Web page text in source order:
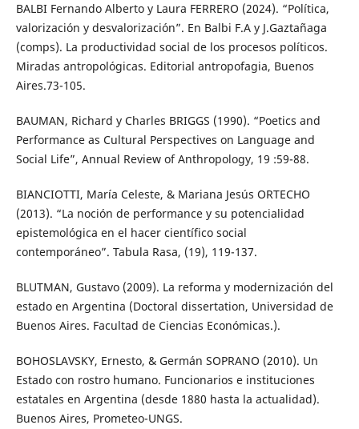
BALBI Fernando Alberto y Laura FERRERO (2024). “Política,
valorización y desvalorización”. En Balbi F.A y J.Gaztañaga
(comps). La productividad social de los procesos políticos.
Miradas antropológicas. Editorial antropofagia, Buenos
Aires.73-105.
BAUMAN, Richard y Charles BRIGGS (1990). “Poetics and
Performance as Cultural Perspectives on Language and
Social Life”, Annual Review of Anthropology, 19 :59-88.
BIANCIOTTI, María Celeste, & Mariana Jesús ORTECHO
(2013). “La noción de performance y su potencialidad
epistemológica en el hacer científico social
contemporáneo”. Tabula Rasa, (19), 119-137.
BLUTMAN, Gustavo (2009). La reforma y modernización del
estado en Argentina (Doctoral dissertation, Universidad de
Buenos Aires. Facultad de Ciencias Económicas.).
BOHOSLAVSKY, Ernesto, & Germán SOPRANO (2010). Un
Estado con rostro humano. Funcionarios e instituciones
estatales en Argentina (desde 1880 hasta la actualidad).
Buenos Aires, Prometeo-UNGS.